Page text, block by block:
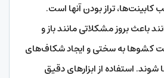
تراز بودن آنها است.
باعث بروز مشکلاتی مانند باز و
کشوها به سختی و ایجاد شکاف‌های
استفاده از ابزارهای دقیق